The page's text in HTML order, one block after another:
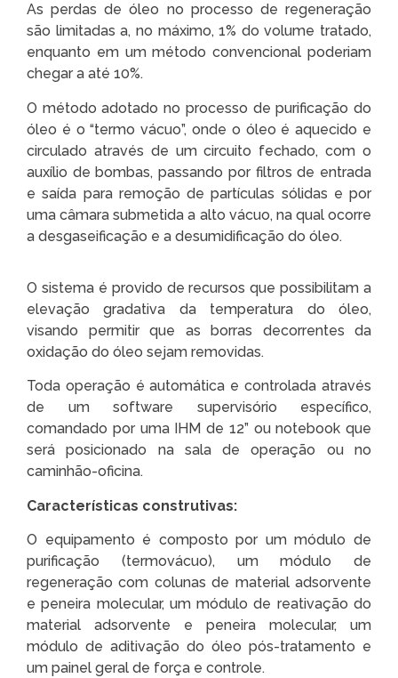
As perdas de óleo no processo de regeneração
são limitadas a, no máximo, 1% do volume tratado,
enquanto em um método convencional poderiam
chegar a até 10%.
O método adotado no processo de purificação do
óleo é o “termo vácuo”, onde o óleo é aquecido e
circulado através de um circuito fechado, com o
auxílio de bombas, passando por filtros de entrada
e saída para remoção de partículas sólidas e por
uma câmara submetida a alto vácuo, na qual ocorre
a desgaseificação e a desumidificação do óleo.
O sistema é provido de recursos que possibilitam a
elevação gradativa da temperatura do óleo,
visando permitir que as borras decorrentes da
oxidação do óleo sejam removidas.
Toda operação é automática e controlada através
de um software supervisório específico,
comandado por uma IHM de 12” ou notebook que
será posicionado na sala de operação ou no
caminhão-oficina.
Características construtivas:
O equipamento é composto por um módulo de
purificação (termovácuo), um módulo de
regeneração com colunas de material adsorvente
e peneira molecular, um módulo de reativação do
material adsorvente e peneira molecular, um
módulo de aditivação do óleo pós-tratamento e
um painel geral de força e controle.